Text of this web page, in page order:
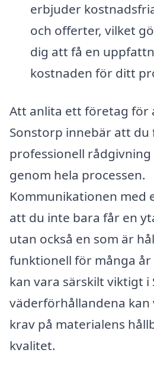
erbjuder
och offerter, vilket
dig att få en
kostnaden för ditt
Att anlita ett företag för
Sonstorp innebär att
professionell
genom hela processen.
Kommunikationen med
att du inte bara får en
utan också en som är
funktionell för många år
kan vara särskilt viktigt
väderförhållandena kan
krav på materialens
kvalitet.